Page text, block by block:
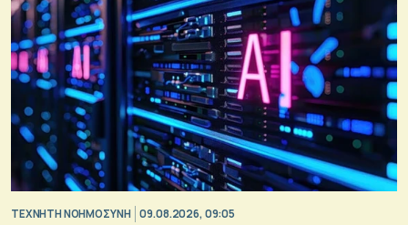
TΕΧΝΗΤΗ ΝΟΗΜΟΣΥΝΗ 09.08.2026, 09:05